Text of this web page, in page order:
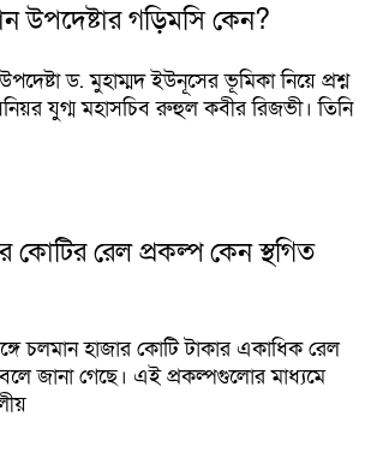
উপদেষ্টার গড়িমসি কেন?
উপদেষ্টা ড. মুহাম্মদ ইউনূসের ভূমিকা নিয়ে প্রশ্ন
যুগ্ম মহাসচিব রুহুল কবীর রিজভী। তিনি
কোটির রেল প্রকল্প কেন স্থগিত
চলমান হাজার কোটি টাকার একাধিক রেল
জানা গেছে। এই প্রকল্পগুলোর মাধ্যমে